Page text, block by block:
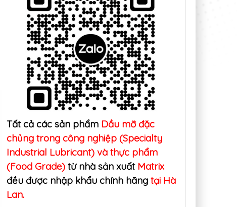
Ứng dụng thực
Tất cả các sản phẩm Dầu mỡ đặc
chủng trong công nghiệp (Specialty
Industrial Lubricant) và thực phẩm
(Food Grade) từ nhà sản xuấtMatrix
đều được nhập khẩu chính hãng tại Hà
Lan.